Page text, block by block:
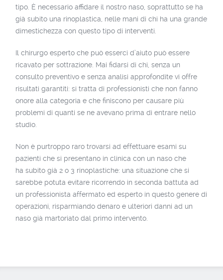
tipo. È necessario affidare il nostro naso, soprattutto se ha
già subito una rinoplastica, nelle mani di chi ha una grande
dimestichezza con questo tipo di interventi.
Il chirurgo esperto che può esserci d’aiuto può essere
ricavato per sottrazione. Mai fidarsi di chi, senza un
consulto preventivo e senza analisi approfondite vi offre
risultati garantiti: si tratta di professionisti che non fanno
onore alla categoria e che finiscono per causare più
problemi di quanti se ne avevano prima di entrare nello
studio.
Non è purtroppo raro trovarsi ad effettuare esami su
pazienti che si presentano in clinica con un naso che
ha subito già 2 o 3 rinoplastiche: una situazione che si
sarebbe potuta evitare ricorrendo in seconda battuta ad
un professionista affermato ed esperto in questo genere di
operazioni, risparmiando denaro e ulteriori danni ad un
naso già martoriato dal primo intervento.